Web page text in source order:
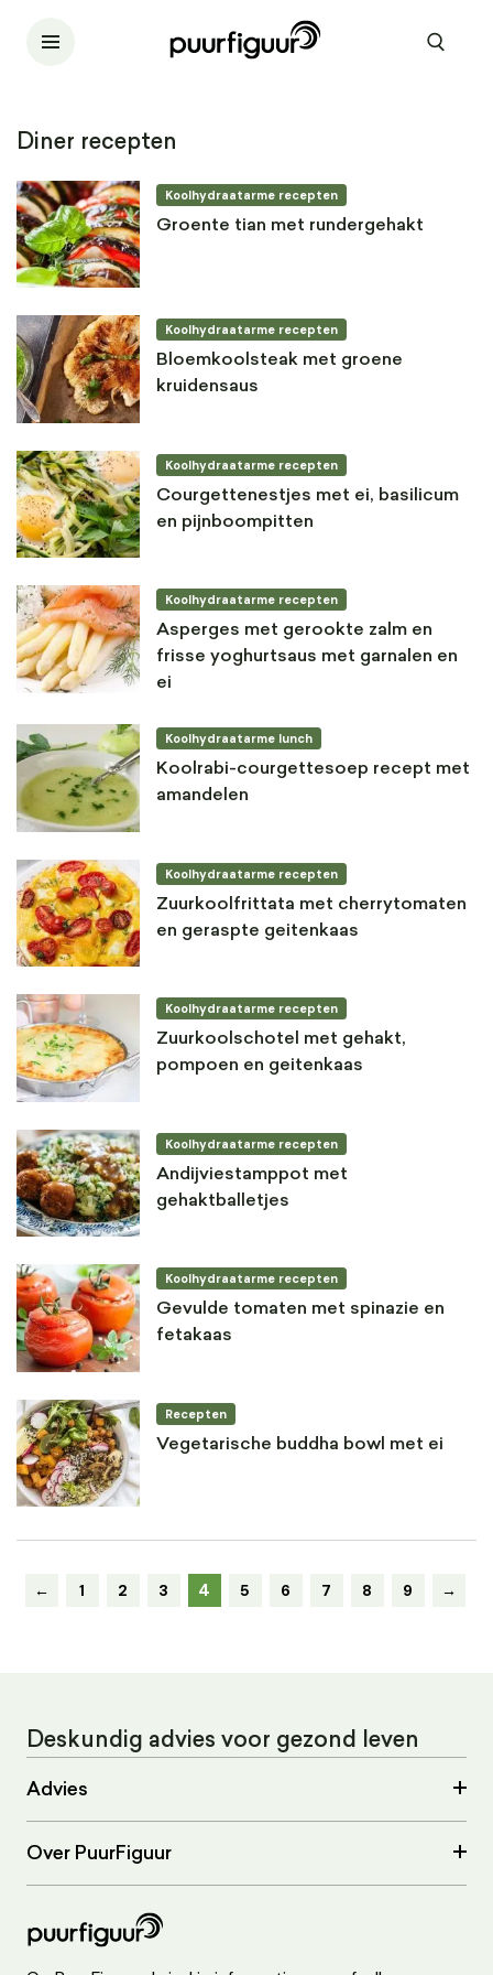
Diner recepten
Koolhydraatarme recepten
Groente tian met rundergehakt
Koolhydraatarme recepten
Bloemkoolsteak met groene
kruidensaus
Koolhydraatarme recepten
Courgettenestjes met ei, basilicum
en pijnboompitten
Koolhydraatarme recepten
Asperges met gerookte zalm en
frisse yoghurtsaus met garnalen en
ei
Koolhydraatarme lunch
Koolrabi-courgettesoep recept met
amandelen
Koolhydraatarme recepten
Zuurkoolfrittata met cherrytomaten
en geraspte geitenkaas
Koolhydraatarme recepten
Zuurkoolschotel met gehakt,
pompoen en geitenkaas
Koolhydraatarme recepten
Andijviestamppot met
gehaktballetjes
Koolhydraatarme recepten
Gevulde tomaten met spinazie en
fetakaas
Recepten
Vegetarische buddha bowl met ei
← 1 2 3 4 5 6 7 8 9 →
Deskundig advies voor gezond leven
Advies
Over PuurFiguur